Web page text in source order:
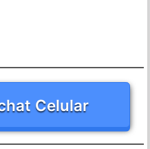
Celular